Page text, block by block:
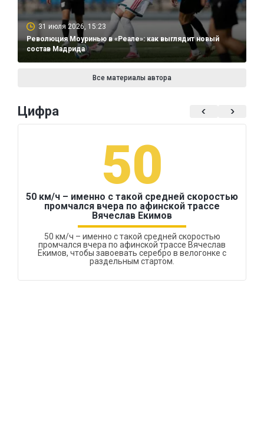
31 июля 2026, 15:23
Революция Моуринью в «Реале»: как выглядит новый
состав Мадрида
Все материалы автора
Цифра
50
50 км/ч – именно с такой средней скоростью
промчался вчера по афинской трассе
Вячеслав Екимов
50 км/ч – именно с такой средней скоростью
промчался вчера по афинской трассе Вячеслав
Екимов, чтобы завоевать серебро в велогонке с
раздельным стартом.